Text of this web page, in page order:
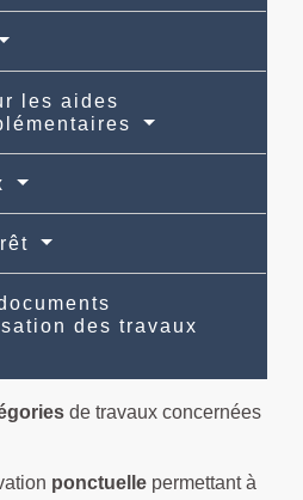
les aides
des travaux
de travaux concernées
ponctuelle permettant à